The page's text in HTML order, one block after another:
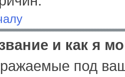
и как я
под